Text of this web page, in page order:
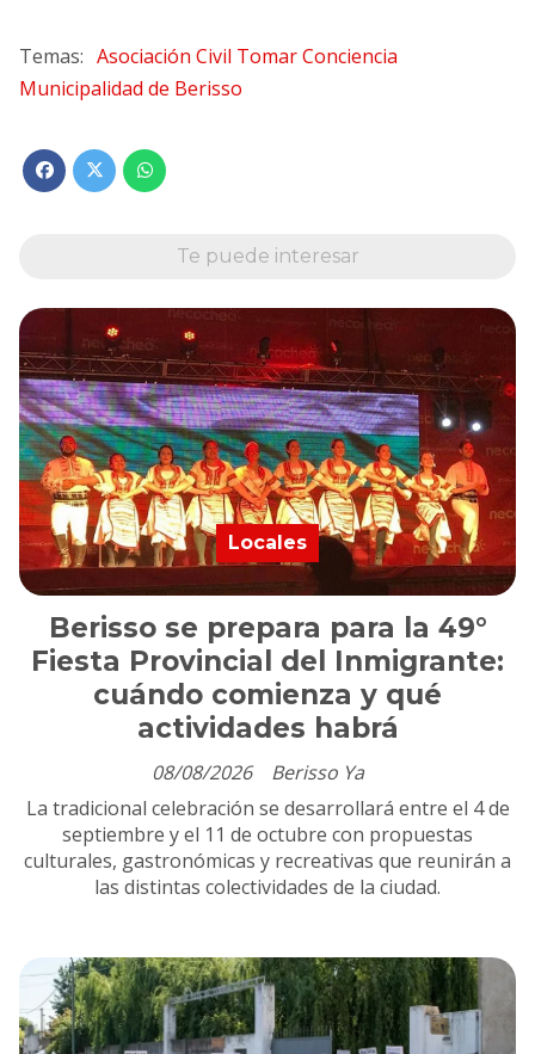
Asociación Civil Tomar Conciencia
Municipalidad de Berisso
Te puede interesar
Berisso se prepara para la 49°
Fiesta Provincial del Inmigrante:
cuándo comienza y qué
actividades habrá
Berisso Ya
Locales
08/08/2026
La tradicional celebración se desarrollará entre el 4 de
septiembre y el 11 de octubre con propuestas
culturales, gastronómicas y recreativas que reunirán a
las distintas colectividades de la ciudad.